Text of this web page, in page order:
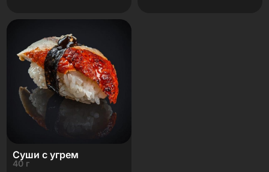
Суши с угрем
40 г